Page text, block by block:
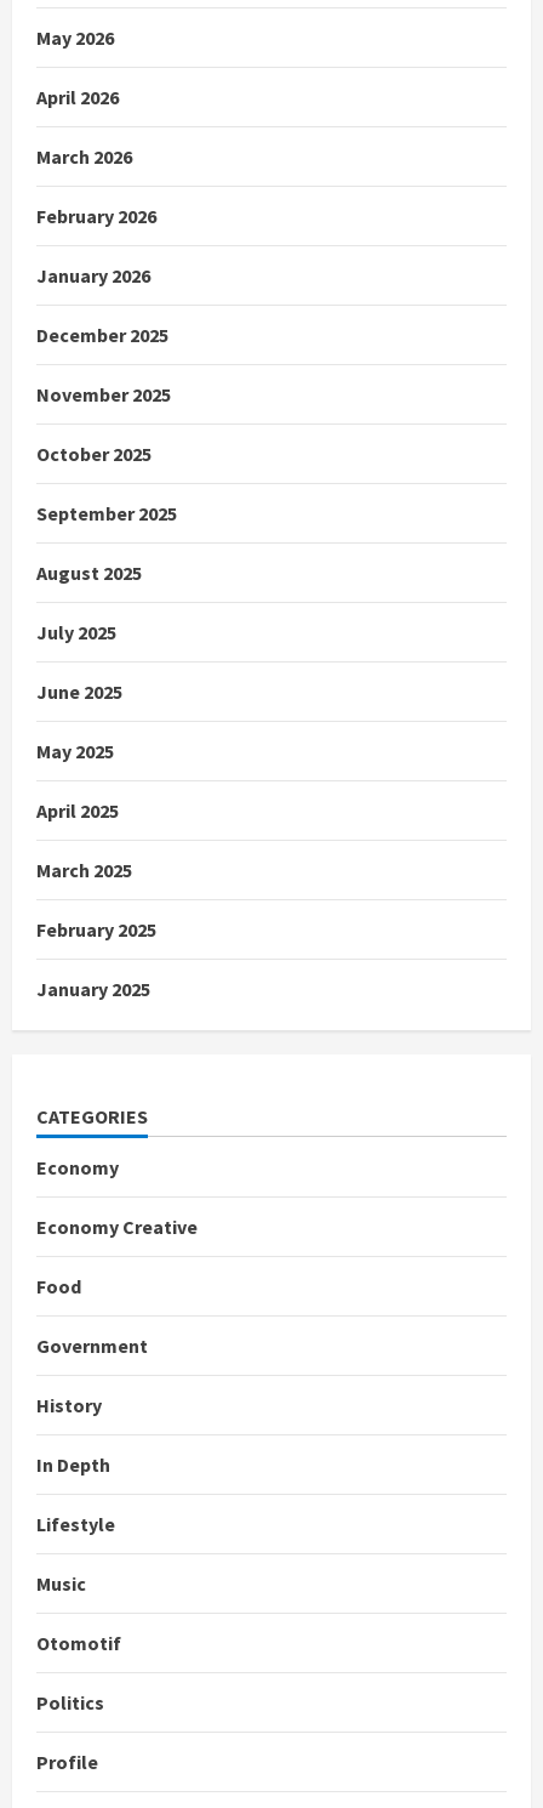
May 2026
April 2026
March 2026
February 2026
January 2026
December 2025
November 2025
October 2025
September 2025
August 2025
July 2025
June 2025
May 2025
April 2025
March 2025
February 2025
January 2025
CATEGORIES
Economy
Economy Creative
Food
Government
History
In Depth
Lifestyle
Music
Otomotif
Politics
Profile